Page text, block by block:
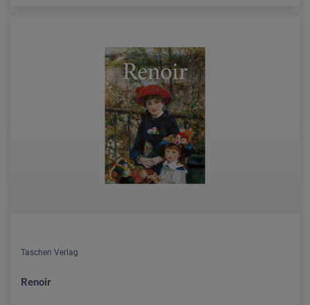
Taschen Verlag
Renoir